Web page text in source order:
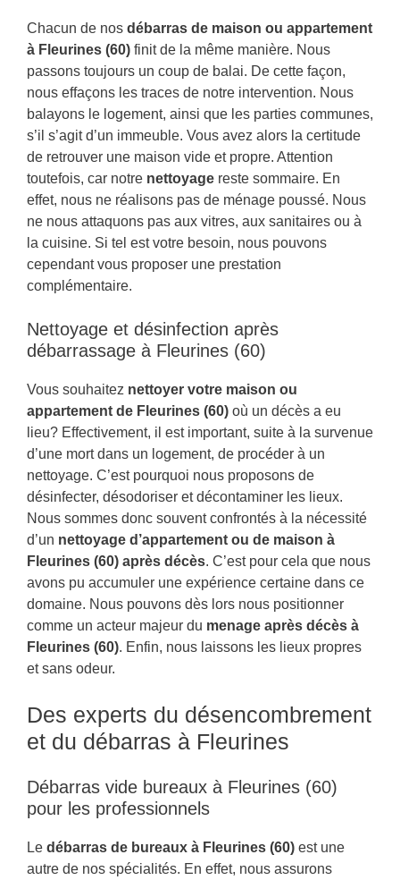
Chacun de nos débarras de maison ou appartement
à Fleurines (60) finit de la même manière. Nous
passons toujours un coup de balai. De cette façon,
nous effaçons les traces de notre intervention. Nous
balayons le logement, ainsi que les parties communes,
s’il s’agit d’un immeuble. Vous avez alors la certitude
de retrouver une maison vide et propre. Attention
toutefois, car notre nettoyage reste sommaire. En
effet, nous ne réalisons pas de ménage poussé. Nous
ne nous attaquons pas aux vitres, aux sanitaires ou à
la cuisine. Si tel est votre besoin, nous pouvons
cependant vous proposer une prestation
complémentaire.
Nettoyage et désinfection après
débarrassage à Fleurines (60)
Vous souhaitez nettoyer votre maison ou
appartement de Fleurines (60) où un décès a eu
lieu? Effectivement, il est important, suite à la survenue
d’une mort dans un logement, de procéder à un
nettoyage. C’est pourquoi nous proposons de
désinfecter, désodoriser et décontaminer les lieux.
Nous sommes donc souvent confrontés à la nécessité
d’un nettoyage d’appartement ou de maison à
Fleurines (60) après décès. C’est pour cela que nous
avons pu accumuler une expérience certaine dans ce
domaine. Nous pouvons dès lors nous positionner
comme un acteur majeur du menage après décès à
Fleurines (60). Enfin, nous laissons les lieux propres
et sans odeur.
Des experts du désencombrement
et du débarras à Fleurines
Débarras vide bureaux à Fleurines (60)
pour les professionnels
Le débarras de bureaux à Fleurines (60) est une
autre de nos spécialités. En effet, nous assurons